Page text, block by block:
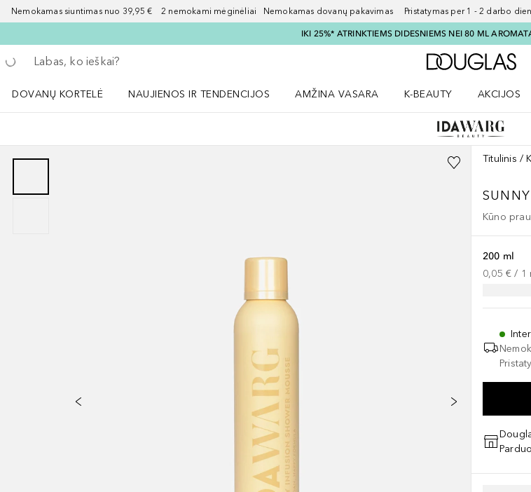
Nemokamas siuntimas nuo 39,95 € 2 nemokami mėginėliai Nemokamas dovanų pakavimas Pristatymas per 1 - 2 darbo
IKI 25%* ATRINKTIEMS DIDESNIEMS NEI 80 ML
Grįžk atgal
Vykdykite paiešką
Į
DOVANŲ KORTELĖ
NAUJIENOS IR TENDENCIJOS
AMŽINA VASARA
K-BEAUTY
AKCIJOS
Titulinis
Kūno
200 ml
0,05 € / 1
Praleisti